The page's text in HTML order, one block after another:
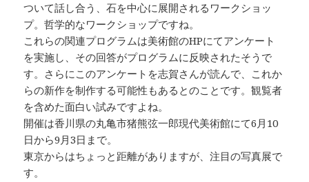
ついて話し合う、石を中心に展開されるワークショッ
プ。哲学的なワークショップですね。
これらの関連プログラムは美術館のHPにてアンケート
を実施し、その回答がプログラムに反映されたそうで
す。さらにこのアンケートを志賀さんが読んで、これか
らの新作を制作する可能性もあるとのことです。観覧者
を含めた面白い試みですよね。
開催は香川県の丸亀市猪熊弦一郎現代美術館にて6月10
日から9月3日まで。
東京からはちょっと距離がありますが、注目の写真展で
す。